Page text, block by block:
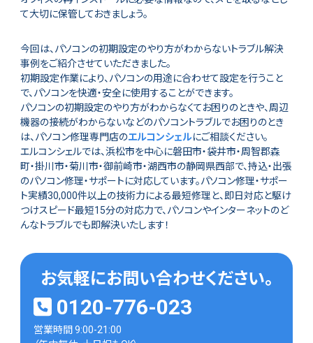
て大切に保管しておきましょう。
今回は、パソコンの初期設定のやり方がわからないトラブル解決
事例をご紹介させていただきました。
初期設定作業により、パソコンの用途に合わせて設定を行うこと
で、パソコンを快適・安全に使用することができます。
パソコンの初期設定のやり方がわからなくてお困りのときや、周辺
機器の接続がわからないなどのパソコントラブルでお困りのとき
は、パソコン修理専門店のエルコンシェルにご相談ください。
エルコンシェルでは、浜松市を中心に磐田市・袋井市・周智郡森
町・掛川市・菊川市・御前崎市・湖西市の静岡県西部で、持込・出張
のパソコン修理・サポートに対応しています。パソコン修理・サポー
ト実績30,000件以上の技術力による最短修理と、即日対応と駆け
つけスピード最短15分の対応力で、パソコンやインターネットのど
んなトラブルでも即解決いたします！
お気軽にお問い合わせください。
0120-776-023
営業時間 9:00-21:00